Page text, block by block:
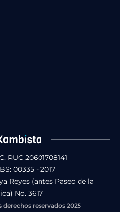
RUC 20601708141
00335 - 2017
Reyes (antes Paseo de la
No. 3617
derechos reservados 2025